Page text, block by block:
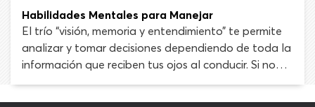
que usen anteojos o lentes de contacto correctivos.
Se le negará la licencia de conducir a una persona
solo en casos extremos de problemas de la vista o
ceguera.
Habilidades Mentales para Manejar
El trío “visión, memoria y entendimiento” te permite
analizar y tomar decisiones dependiendo de toda la
información que reciben tus ojos al conducir. Si no
recibes la información visual precisa debido a un